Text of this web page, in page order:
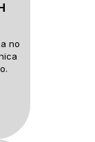
no